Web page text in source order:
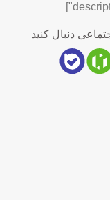
دنبال کنید